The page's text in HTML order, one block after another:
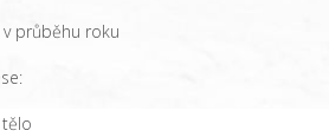
průběhu roku